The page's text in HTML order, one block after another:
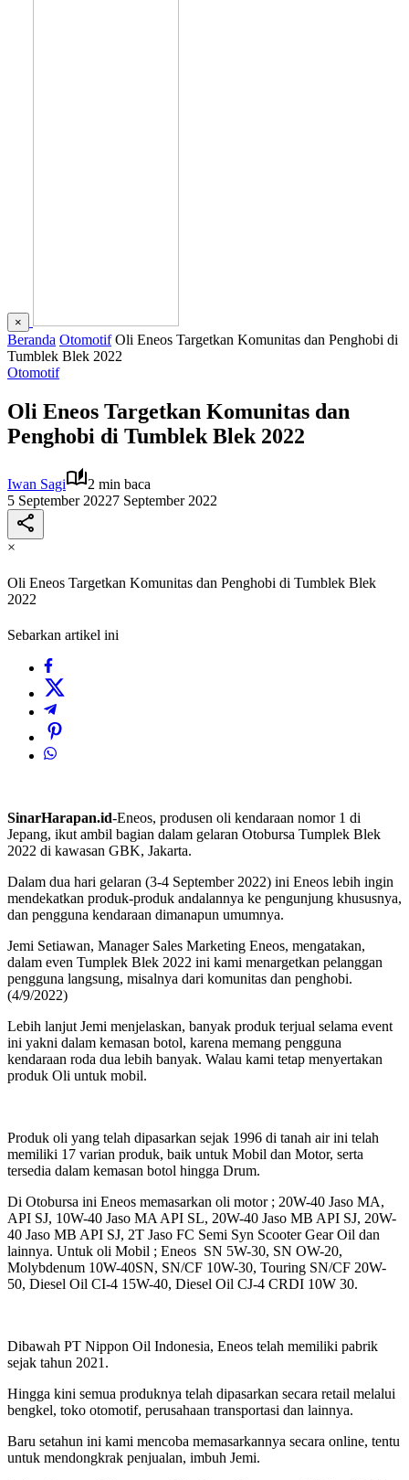
×
Beranda Otomotif Oli Eneos Targetkan Komunitas dan Penghobi di
Tumblek Blek 2022
Otomotif
Oli Eneos Targetkan Komunitas dan
Penghobi di Tumblek Blek 2022
Iwan Sagi
2 min baca
5 September 20227 September 2022
×
Oli Eneos Targetkan Komunitas dan Penghobi di Tumblek Blek
2022
Sebarkan artikel ini
SinarHarapan.id-Eneos, produsen oli kendaraan nomor 1 di
Jepang, ikut ambil bagian dalam gelaran Otobursa Tumplek Blek
2022 di kawasan GBK, Jakarta.
Dalam dua hari gelaran (3-4 September 2022) ini Eneos lebih ingin
mendekatkan produk-produk andalannya ke pengunjung khususnya,
dan pengguna kendaraan dimanapun umumnya.
Jemi Setiawan, Manager Sales Marketing Eneos, mengatakan,
dalam even Tumplek Blek 2022 ini kami menargetkan pelanggan
pengguna langsung, misalnya dari komunitas dan penghobi.
(4/9/2022)
Lebih lanjut Jemi menjelaskan, banyak produk terjual selama event
ini yakni dalam kemasan botol, karena memang pengguna
kendaraan roda dua lebih banyak. Walau kami tetap menyertakan
produk Oli untuk mobil.
Produk oli yang telah dipasarkan sejak 1996 di tanah air ini telah
memiliki 17 varian produk, baik untuk Mobil dan Motor, serta
tersedia dalam kemasan botol hingga Drum.
Di Otobursa ini Eneos memasarkan oli motor ; 20W-40 Jaso MA,
API SJ, 10W-40 Jaso MA API SL, 20W-40 Jaso MB API SJ, 20W-
40 Jaso MB API SJ, 2T Jaso FC Semi Syn Scooter Gear Oil dan
lainnya. Untuk oli Mobil ; Eneos SN 5W-30, SN OW-20,
Molybdenum 10W-40SN, SN/CF 10W-30, Touring SN/CF 20W-
50, Diesel Oil CI-4 15W-40, Diesel Oil CJ-4 CRDI 10W 30.
Dibawah PT Nippon Oil Indonesia, Eneos telah memiliki pabrik
sejak tahun 2021.
Hingga kini semua produknya telah dipasarkan secara retail melalui
bengkel, toko otomotif, perusahaan transportasi dan lainnya.
Baru setahun ini kami mencoba memasarkannya secara online, tentu
untuk mendongkrak penjualan, imbuh Jemi.